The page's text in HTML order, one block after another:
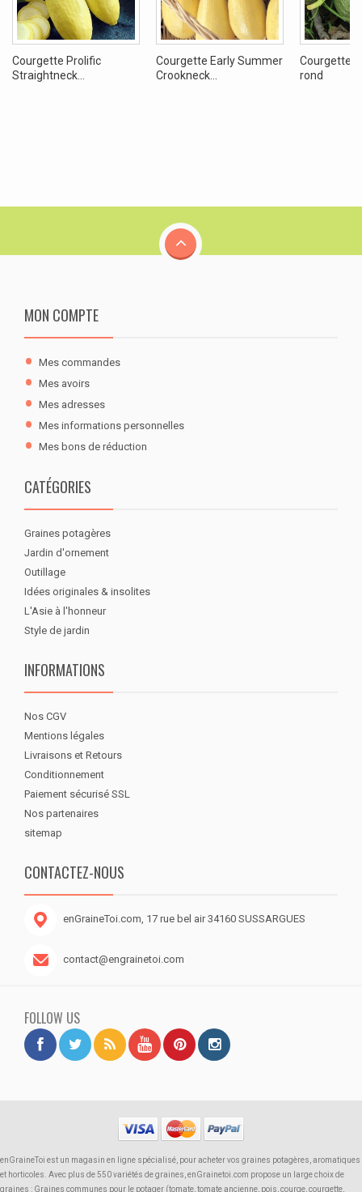
Courgette Prolific
Straightneck...
Courgette Early Summer
Crookneck...
Courgette
rond
MON COMPTE
Mes commandes
Mes avoirs
Mes adresses
Mes informations personnelles
Mes bons de réduction
CATÉGORIES
Graines potagères
Jardin d'ornement
Outillage
Idées originales & insolites
L'Asie à l'honneur
Style de jardin
INFORMATIONS
Nos CGV
Mentions légales
Livraisons et Retours
Conditionnement
Paiement sécurisé SSL
Nos partenaires
sitemap
CONTACTEZ-NOUS
enGraineToi.com, 17 rue bel air 34160 SUSSARGUES
contact@engrainetoi.com
FOLLOW US
enGraineToi est un magasin en ligne spécialisé, pour acheter vos graines potagères, aromatiques
et horticoles. Avec plus de 550 variétés de graines, enGrainetoi.com propose un large choix de
graines : Graines communes pour le potager (tomate, tomate ancienne, pois, courge, courgette,